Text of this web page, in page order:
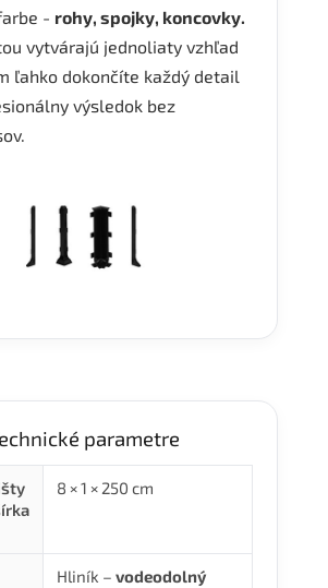
- rohy, spojky, koncovky.
vytvárajú jednoliaty vzhľad
ľahko dokončíte každý detail
výsledok bez
parametre
8 × 1 × 250 cm
Hliník – vodeodolný